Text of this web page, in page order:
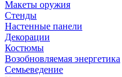
Макеты оружия
Стенды
Настенные панели
Декорации
Костюмы
Возобновляемая энергетика
Семьеведение